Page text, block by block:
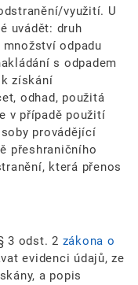
využití. U
uvádět: druh
odpadu
s odpadem
získání
odhad, použitá
v případě použití
provádějící
přeshraničního
která přenos
3 odst. 2 zákona o
evidenci údajů, ze
a popis